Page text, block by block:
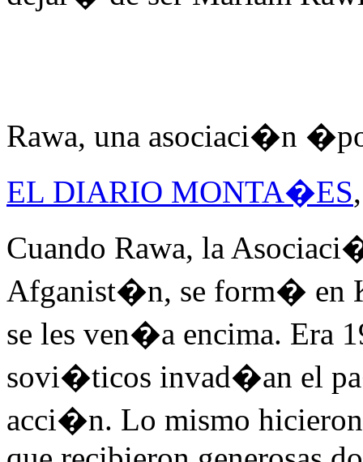
Rawa, una asociaci�n
EL DIARIO MONTA�ES
Cuando Rawa, la
Afganist�n, se form� en
se les ven�a encima. Era
sovi�ticos invad�an el
acci�n. Lo mismo